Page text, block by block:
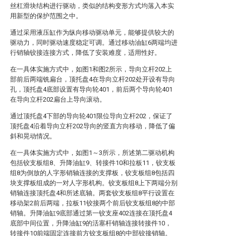
丝杠滑块结构进行驱动，类似的结构变形方式均落入本实
用新型的保护范围之中。
通过采用液压缸作为纵向移动驱动单元，能够提供较大的
驱动力，同时驱动速度稳定可调。通过移动油缸6两端均进
行销轴铰接连接方式，降低了安装难度，适用性好。
在一具体实施方式中，如图1和图2所示，导向立杆202上
部前后两端铣扁台，顶托盘4在导向立杆202处开设有导向
孔，顶托盘4底部设置有导向轮401，前后两个导向轮401
在导向立杆202扁台上导向滚动。
通过顶托盘4下部的导向轮401限位导向立杆202，保证了
顶托盘4沿着导向立杆202导向的竖直方向移动，降低了偏
斜和晃动情况。
在一具体实施方式中，如图1～3所示，所述第二驱动机构
包括铰支板组8、升降油缸9、转接件10和拉板11，铰支板
组8为倒放的人字形销轴连接的支撑板，铰支板组8包括四
块支撑板组成的一对人字形机构。铰支板组8上下两端分别
销轴连接顶托盘4和所述底轴。两套铰支板组8平行设置在
移动架2前后两端，拉板11铰接两个前后铰支板组8的中部
销轴。升降油缸9底部通过第一铰支座402连接在顶托盘4
底部中间位置，升降油缸9的活塞杆销轴连接转接件10，
转接件10前端固定连接前方铰支板组8的中部铰接销轴。